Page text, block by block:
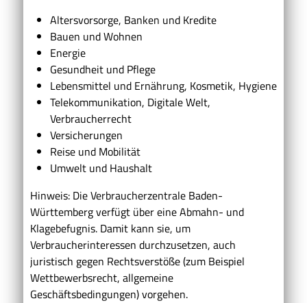
Altersvorsorge, Banken und Kredite
Bauen und Wohnen
Energie
Gesundheit und Pflege
Lebensmittel und Ernährung, Kosmetik, Hygiene
Telekommunikation, Digitale Welt,
Verbraucherrecht
Versicherungen
Reise und Mobilität
Umwelt und Haushalt
Hinweis: Die Verbraucherzentrale Baden-
Württemberg verfügt über eine Abmahn- und
Klagebefugnis. Damit kann sie, um
Verbraucherinteressen durchzusetzen, auch
juristisch gegen Rechtsverstöße (zum Beispiel
Wettbewerbsrecht, allgemeine
Geschäftsbedingungen) vorgehen.